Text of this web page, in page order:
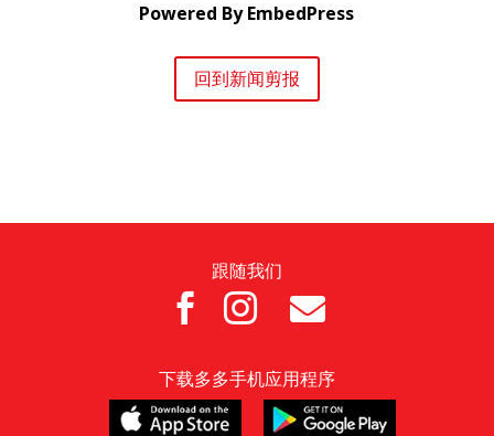
Powered By EmbedPress
回到新闻剪报
跟随我们
  
下载多多手机应用程序